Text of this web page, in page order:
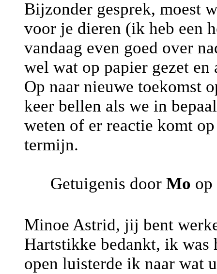
Bijzonder gesprek, moest
voor je dieren (ik heb een
vandaag even goed over
wel wat op papier gezet
Op naar nieuwe toekomst
keer bellen als we in
weten of er reactie komt
termijn.
Getuigenis door Mo op
Minoe Astrid, jij bent
Hartstikke bedankt, ik was
open luisterde ik naar wat